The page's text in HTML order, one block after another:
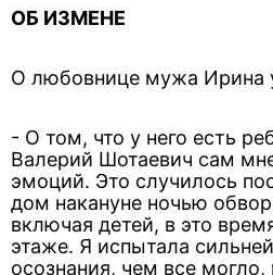
ОБ ИЗМЕНЕ
О любовнице мужа Ирина
- О том, что у него есть
Валерий Шотаевич сам
эмоций. Это случилось
дом накануне ночью
включая детей, в это
этаже. Я испытала
осознания, чем все могло,